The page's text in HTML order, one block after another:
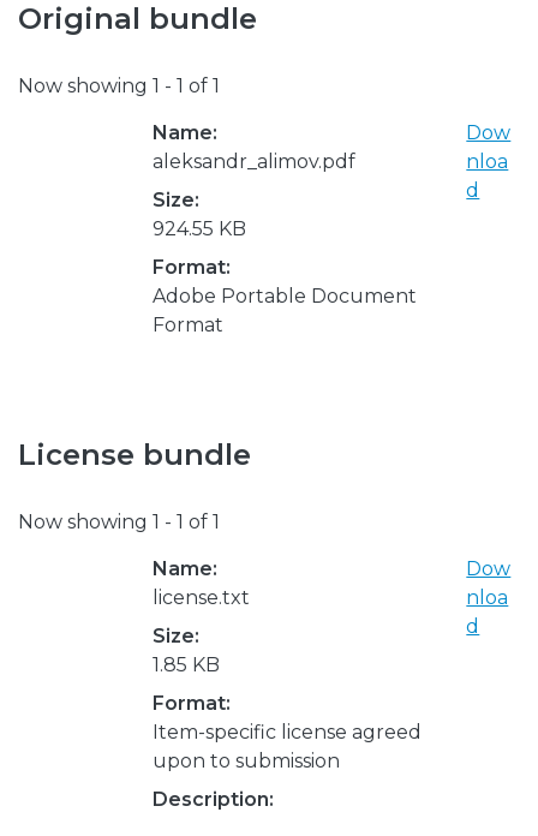
Original bundle
Now showing 1 - 1 of 1
Name:
aleksandr_alimov.pdf
Size:
924.55 KB
Format:
Adobe Portable Document
Format
Dow
nloa
d
License bundle
Now showing 1 - 1 of 1
Name:
license.txt
Size:
1.85 KB
Format:
Item-specific license agreed
upon to submission
Description:
Dow
nloa
d